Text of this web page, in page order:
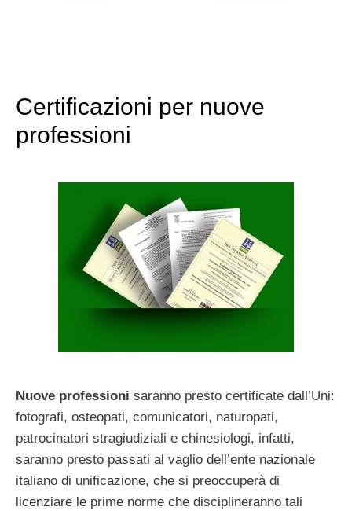
Certificazioni per nuove
professioni
Nuove professioni saranno presto certificate dall’Uni:
fotografi, osteopati, comunicatori, naturopati,
patrocinatori stragiudiziali e chinesiologi, infatti,
saranno presto passati al vaglio dell’ente nazionale
italiano di unificazione, che si preoccuperà di
licenziare le prime norme che disciplineranno tali